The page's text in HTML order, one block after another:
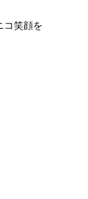
コ笑顔を